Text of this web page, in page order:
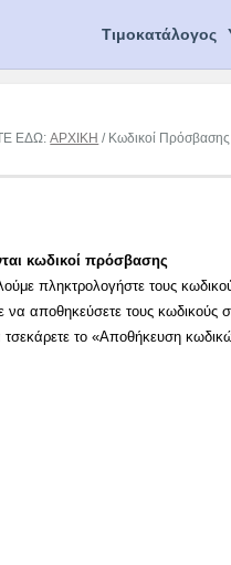
Τιμοκατάλογος
ΕΔΩ:ΑΡΧΙΚΗ / Κωδικοί Πρόσβασης
κωδικοί πρόσβασης
πληκτρολογήστε τους
να αποθηκεύσετε τους κωδικούς
τσεκάρετε το «Αποθήκευση